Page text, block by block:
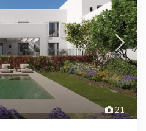
21